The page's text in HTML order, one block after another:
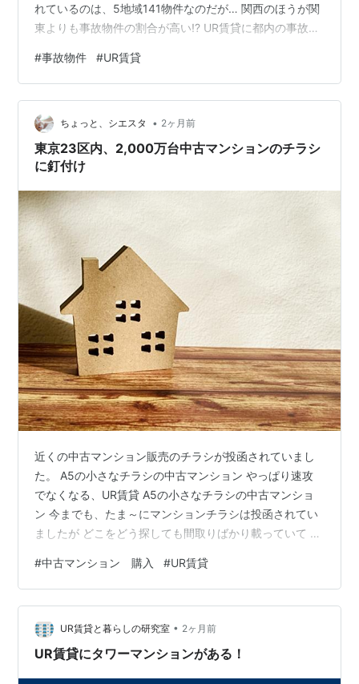
れているのは、5地域141物件なのだが… 関西のほうが関
東よりも事故物件の割合が高い!? UR賃貸に都内の事故物
別募集住宅（事故物件）戸数・推移 地域別の掲載戸数
（2026年7月10日現在） 戸数推移：大阪の独走終了と、
兵庫・千葉の増加 掲載されているのは、5地域141物件な
のだが… UR賃貸の場合、事故物件とは言わず、「特別募
集住宅」となっている。 特別募集住宅一覧 特別…
#事故物件 #UR賃貸
ちょっと、シエスタ • 2ヶ月前
東京23区内、2,000万台中古マンションのチラシ
に釘付け
近くの中古マンション販売のチラシが投函されていまし
た。 A5の小さなチラシの中古マンション やっぱり速攻
でなくなる、UR賃貸 A5の小さなチラシの中古マンショ
ン 今までも、たま～にマンションチラシは投函されてい
ましたが どこをどう探しても間取りばかり載っていて 販
ぁ・・・ でも今回は手製の小さな小さなチラシ（しかも
A5） 3DKで、2,000万円代前半です(@_@) 「あ、こうい
うのも売りに出るんだ！」 マジマジと見ると、間取りも
なかなかいい 5階建ての3階で、エアコン一台設置済み
食洗機も入れ替え済みとあります。 好感が持てたのは管
#中古マンション 購入 #UR賃貸
UR賃貸と暮らしの研究室 • 2ヶ月前
UR賃貸にタワーマンションがある！